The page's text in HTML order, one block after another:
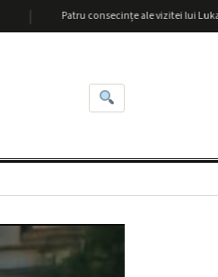
Patru consecințe ale vizitei lui Lukașenka la Xi